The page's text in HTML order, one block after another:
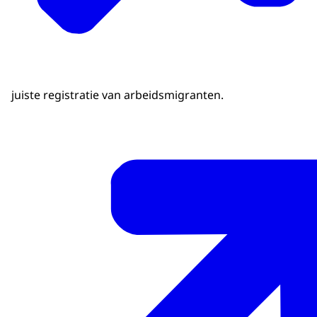
juiste registratie van arbeidsmigranten.